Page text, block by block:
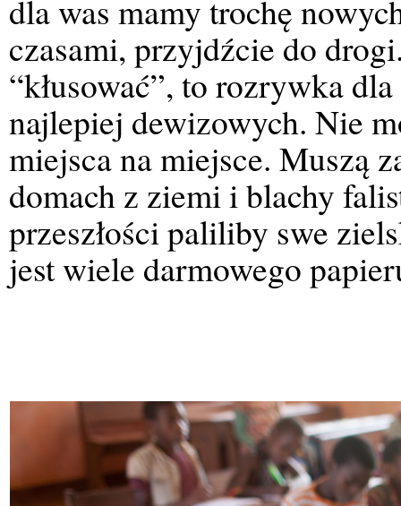
dla was mamy trochę
czasami, przyjdźcie do
“kłusować”, to rozrywka
najlepiej dewizowych. Nie
miejsca na miejsce. Muszą
domach z ziemi i blachy
przeszłości paliliby swe
jest wiele darmowego